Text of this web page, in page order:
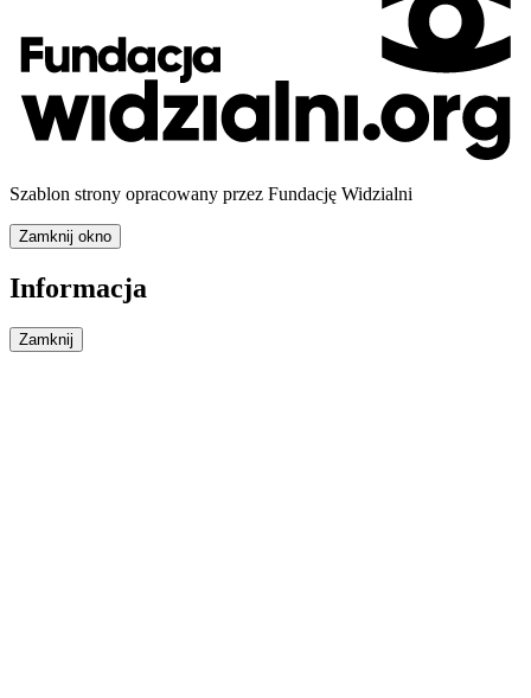
Szablon strony opracowany przez Fundację Widzialni
Zamknij okno
Informacja
Zamknij